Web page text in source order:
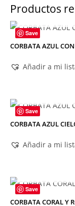
Productos
Save
CORBATA AZUL
Añadir a mi
Save
CORBATA AZUL
Añadir a mi
Save
CORBATA CORAL Y